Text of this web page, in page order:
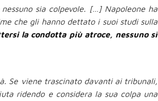
sia colpevole. […] Napoleone ha
che gli hanno dettato i suoi studi sulla
la condotta più atroce, nessuno si
Se viene trascinato davanti ai tribunali,
ridendo e considera la sua colpa una